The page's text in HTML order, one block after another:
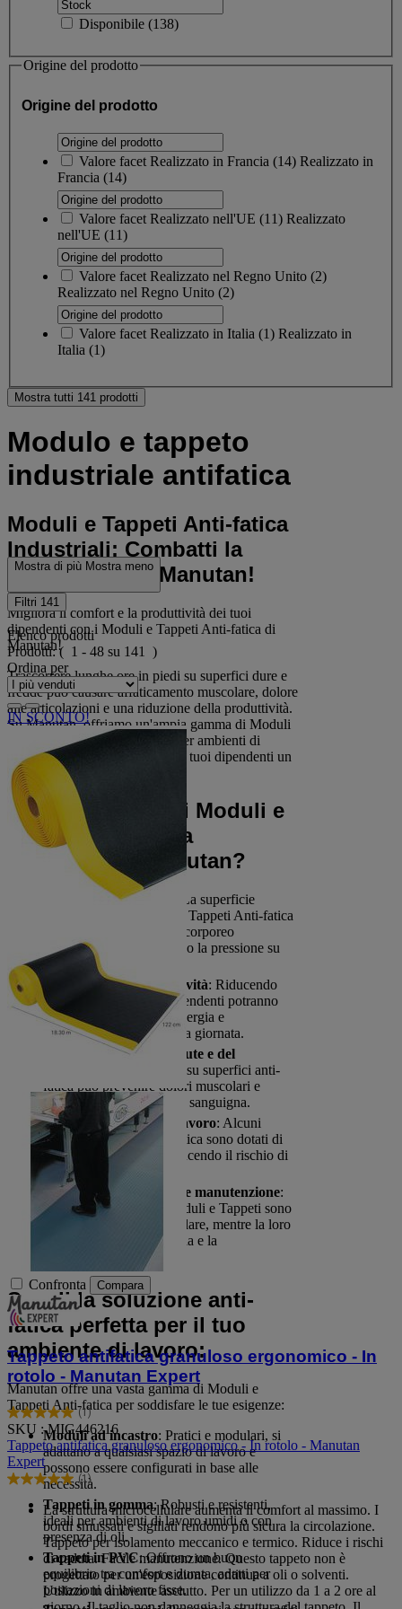
Disponibile (138)
Origine del prodotto
Origine del prodotto
Valore facet Realizzato in Francia (14) Realizzato in
Francia (14)
Valore facet Realizzato nell'UE (11) Realizzato
nell'UE (11)
Valore facet Realizzato nel Regno Unito (2)
Realizzato nel Regno Unito (2)
Valore facet Realizzato in Italia (1) Realizzato in
Italia (1)
Mostra tutti 141 prodotti
Modulo e tappeto
industriale antifatica
Moduli e Tappeti Anti-fatica
Industriali: Combatti la
stanchezza su Manutan!
Migliora il comfort e la produttività dei tuoi
dipendenti con i Moduli e Tappeti Anti-fatica di
Manutan!
Trascorrere lunghe ore in piedi su superfici dure e
fredde può causare affaticamento muscolare, dolore
alle articolazioni e una riduzione della produttività.
Su Manutan, offriamo un'ampia gamma di Moduli
e Tappeti Anti-fatica specifici per ambienti di
lavoro industriali, garantendo ai tuoi dipendenti un
comfort e un supporto ottimali.
Perché scegliere i Moduli e
Tappeti Anti-fatica
Industriali di Manutan?
Riduzione della fatica
: La superficie
ergonomica dei Moduli e Tappeti Anti-fatica
aiuta a distribuire il peso corporeo
uniformemente, alleviando la pressione su
gambe e schiena.
Aumento della produttività: Riducendo
l'affaticamento, i tuoi dipendenti potranno
lavorare con maggiore energia e
concentrazione per tutta la giornata.
Miglioramento della salute e del
: Stare in piedi su superfici anti-
fatica può prevenire dolori muscolari e
migliorare la circolazione sanguigna.
Migliore sicurezza sul lavoro: Alcuni
Moduli e Tappeti Anti-fatica sono dotati di
proprietà antiscivolo, riducendo il rischio di
scivolamenti e cadute.
Facilità di installazione e manutenzione:
La maggior parte dei Moduli e Tappeti sono
leggeri e facili da assemblare, mentre la loro
superficie facilita la pulizia e la
Scegli la soluzione anti-
fatica perfetta per il tuo
ambiente di lavoro:
Manutan offre una vasta gamma di Moduli e
Tappeti Anti-fatica per soddisfare le tue esigenze:
Moduli ad incastro: Pratici e modulari, si
adattano a qualsiasi spazio di lavoro e
possono essere configurati in base alle
necessità.
Tappeti in gomma: Robusti e resistenti,
ideali per ambienti di lavoro umidi o con
presenza di oli.
Tappeti in PVC: Offrono un buon
equilibrio tra comfort e durata, adatti per
postazioni di lavoro fisse.
Mostra di più Mostra meno
Filtri 141
Elenco prodotti
Prodotti:( 1 - 48 su 141 )
Ordina per
IN SCONTO!
Confronta Compara
Tappeto antifatica granuloso ergonomico - In
rotolo - Manutan Expert
(1)
5.0
su
5
stelle.
1
recensione
SKU : MIG446216
Tappeto antifatica granuloso ergonomico - In rotolo - Manutan
Expert
(1)
5.0
recensione
La struttura microcellulare aumenta il comfort al massimo. I
bordi smussati e sigillati rendono più sicura la circolazione.
Tappeto per isolamento meccanico e termico. Riduce i rischi
di caduta. Facile manutenzione. Questo tappeto non è
progettato per un'esposizione continua a oli o solventi.
Utilizzo in ambiente asciutto. Per un utilizzo da 1 a 2 ore al